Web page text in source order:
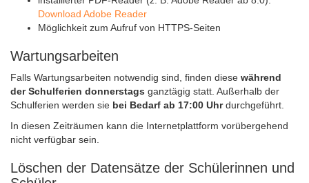
Download Adobe Reader
Möglichkeit zum Aufruf von HTTPS-Seiten
Wartungsarbeiten
Falls Wartungsarbeiten notwendig sind, finden diese während
der Schulferien donnerstags ganztägig statt. Außerhalb der
Schulferien werden sie bei Bedarf ab 17:00 Uhrdurchgeführt.
In diesen Zeiträumen kann die Internetplattform vorübergehend
nicht verfügbar sein.
Löschen der Datensätze der Schülerinnen und